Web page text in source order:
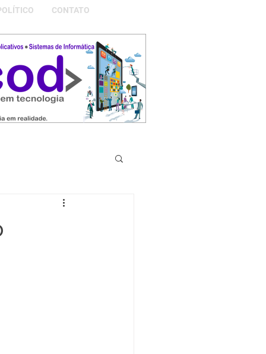
CONTATO
DA NOSSA GRAMADO